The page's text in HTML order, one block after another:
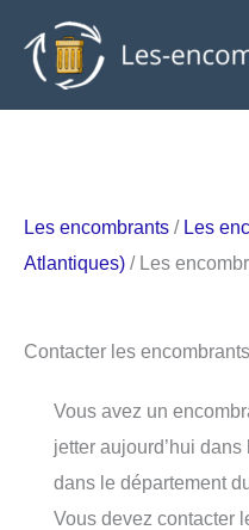
contenu
Les encombrants / Les
Atlantiques) / Les
Contacter les
Vous avez un
jetter aujourd’hui
dans le département
Vous devez contacter